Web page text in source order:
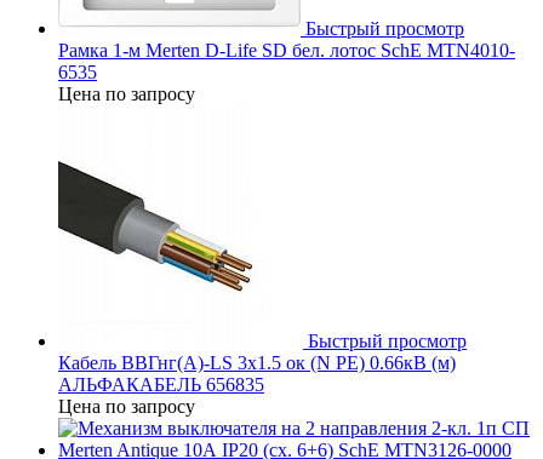
Быстрый просмотр
Рамка 1-м Merten D-Life SD бел. лотос SchE MTN4010-
6535
Цена по запросу
Быстрый просмотр
Кабель ВВГнг(А)-LS 3х1.5 ок (N PE) 0.66кВ (м)
АЛЬФАКАБЕЛЬ 656835
Цена по запросу